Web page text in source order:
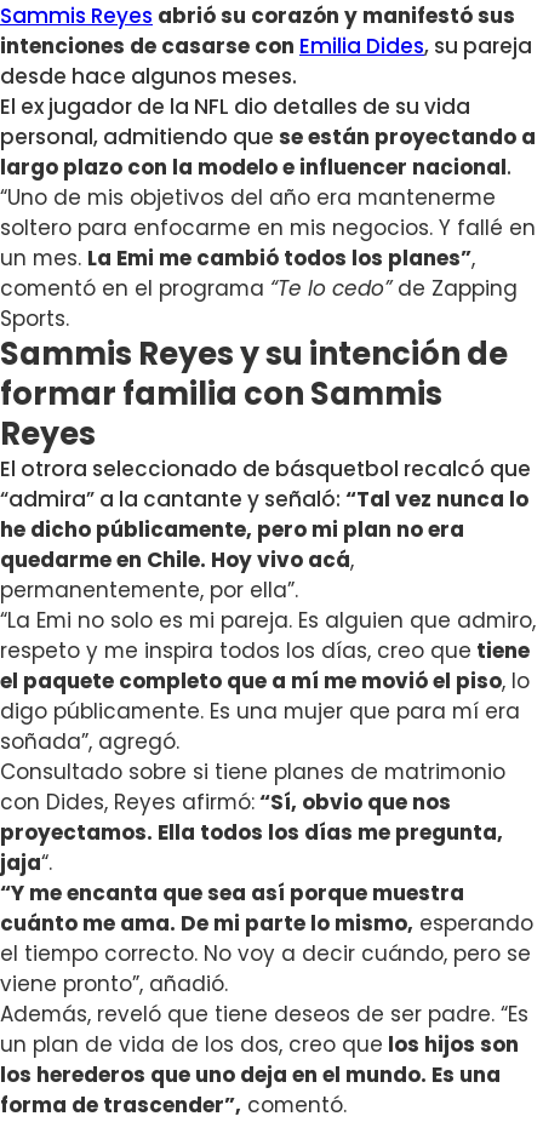
Sammis Reyes abrió su corazón y manifestó sus
intenciones de casarse con Emilia Dides, su pareja
desde hace algunos meses.
El ex jugador de la NFL dio detalles de su vida
personal, admitiendo que se están proyectando a
largo plazo con la modelo e influencer nacional.
“Uno de mis objetivos del año era mantenerme
soltero para enfocarme en mis negocios. Y fallé en
un mes. La Emi me cambió todos los planes”,
comentó en el programa “Te lo cedo”de Zapping
Sports.
Sammis Reyes y su intención de
formar familia con Sammis
Reyes
El otrora seleccionado de básquetbol recalcó que
“admira” a la cantante y señaló: “Tal vez nunca lo
he dicho públicamente, pero mi plan no era
quedarme en Chile. Hoy vivo acá,
permanentemente, por ella”.
“La Emi no solo es mi pareja. Es alguien que admiro,
respeto y me inspira todos los días, creo que tiene
el paquete completo que a mí me movió el piso, lo
digo públicamente. Es una mujer que para mí era
soñada”, agregó.
Consultado sobre si tiene planes de matrimonio
con Dides, Reyes afirmó:“Sí, obvio que nos
proyectamos. Ella todos los días me pregunta,
jaja“.
“Y me encanta que sea así porque muestra
cuánto me ama. De mi parte lo mismo, esperando
el tiempo correcto. No voy a decir cuándo, pero se
viene pronto”, añadió.
Además, reveló que tiene deseos de ser padre. “Es
un plan de vida de los dos, creo que los hijos son
los herederos que uno deja en el mundo. Es una
forma de trascender”, comentó.